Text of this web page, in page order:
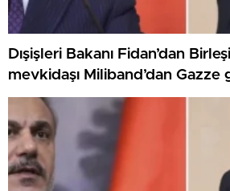
Dışişleri Bakanı Fidan’dan
mevkidaşı Miliband’dan Gazze